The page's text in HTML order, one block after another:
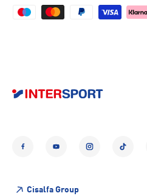
YouTubeInstagramTikTok
Cisalfa Group